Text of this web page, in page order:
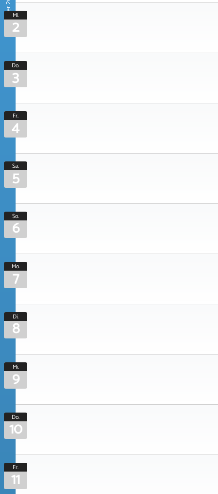
September 2026Mi.
2
Do.
3
Fr.
4
Sa.
5
So.
6
Mo.
7
Di.
8
Mi.
9
Do.
10
Fr.
11